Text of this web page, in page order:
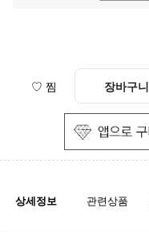
♡ 찜 장바구니
상세정보 관련상품